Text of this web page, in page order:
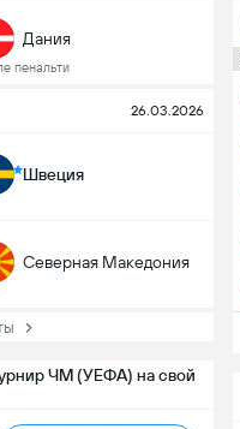
пенальти
Дания
26.03.2026
Швеция
Северная Македония
ЧМ (УЕФА) на свой